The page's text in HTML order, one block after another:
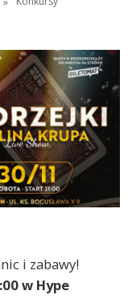
i zabawy!
w Hype